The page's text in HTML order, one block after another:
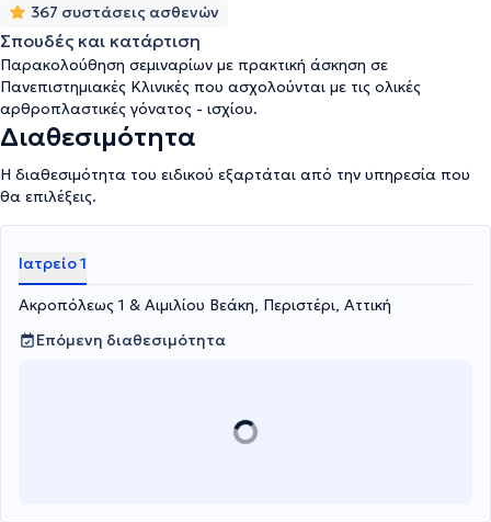
367 συστάσεις ασθενών
Σπουδές και κατάρτιση
Παρακολούθηση σεμιναρίων με πρακτική άσκηση σε
Πανεπιστημιακές Κλινικές που ασχολούνται με τις ολικές
αρθροπλαστικές γόνατος - ισχίου.
Διαθεσιμότητα
Η διαθεσιμότητα του ειδικού εξαρτάται από την υπηρεσία που
θα επιλέξεις.
Ιατρείο 1
Ακροπόλεως 1 & Αιμιλίου Βεάκη, Περιστέρι, Αττική
Επόμενη διαθεσιμότητα